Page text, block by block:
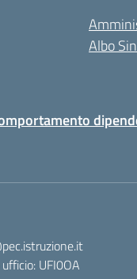
Albo
UFI0OA